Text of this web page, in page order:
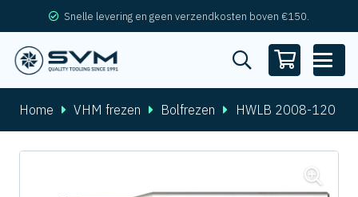
Snelle levering en geen verzendkosten boven €150.
Home VHM frezen Bolfrezen HWLB 2008-120